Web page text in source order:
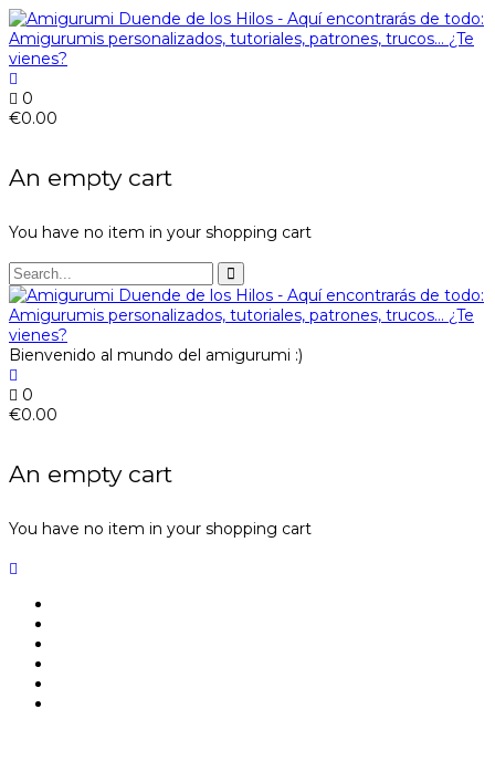
0
€0.00
An empty cart
You have no item in your shopping cart
Bienvenido al mundo del amigurumi :)
0
€0.00
An empty cart
You have no item in your shopping cart